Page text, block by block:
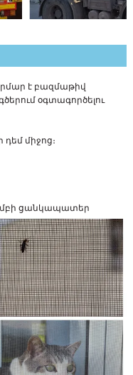
է բազմաթիվ
օգտագործելու
միջոց։
ցանկապատեր